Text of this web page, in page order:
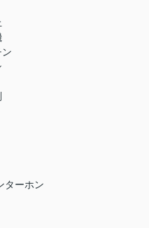
ターホン